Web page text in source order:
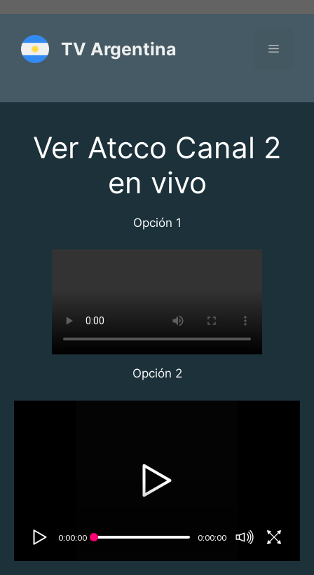
contenido
TV Argentina Menú
Ver Atcco Canal 2
en vivo
Opción 1
Opción 2
0:00:00 0:00:00